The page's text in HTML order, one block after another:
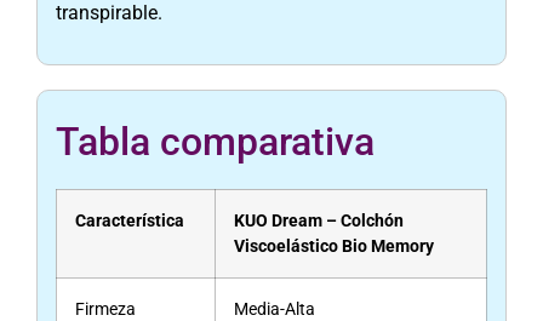
transpirable.
Tabla comparativa
Característica
KUO Dream – Colchón
Viscoelástico Bio Memory
Firmeza Media-Alta